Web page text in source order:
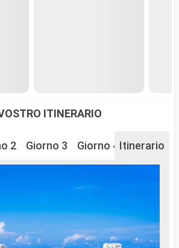
ITINERARIO
2 Giorno 3 Giorno 4 Giorno 5
Itinerario